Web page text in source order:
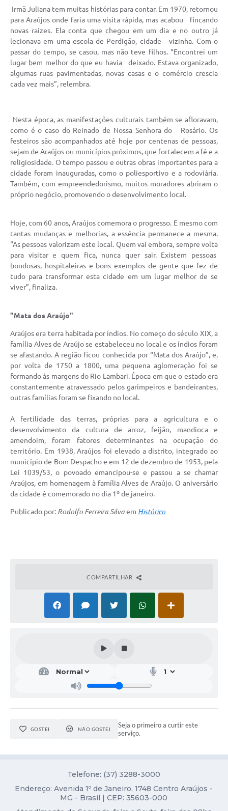
Contratos
Ouvidoria
Audiências Públicas
Arquivos para Download
Carta de Serviços
Obras
Galeria de Vídeos
Projetos
Contas Públicas
Serviços Online
Telefones Úteis
Transparência
Emprega
Agenda
Diário Oficial
Contato
Irmã Juliana tem muitas histórias para contar. Em 1970, retornou
para Araújos onde faria uma visita rápida, mas acabou fincando
novas raízes. Ela conta que chegou em um dia e no outro já
lecionava em uma escola de Perdigão, cidade vizinha. Com o
passar do tempo, se casou, mas não teve filhos. “Encontrei um
lugar bem melhor do que eu havia deixado. Estava organizado,
algumas ruas pavimentadas, novas casas e o comércio crescia
cada vez mais”, relembra.
Nesta época, as manifestações culturais também se afloravam,
como é o caso do Reinado de Nossa Senhora do Rosário. Os
festeiros são acompanhados até hoje por centenas de pessoas,
sejam de Araújos ou municípios próximos, que fortalecem a fé e a
religiosidade. O tempo passou e outras obras importantes para a
cidade foram inauguradas, como o poliesportivo e a rodoviária.
Também, com empreendedorismo, muitos moradores abriram o
próprio negócio, promovendo o desenvolvimento local.
Hoje, com 60 anos, Araújos comemora o progresso. E mesmo com
tantas mudanças e melhorias, a essência permanece a mesma.
“As pessoas valorizam este local. Quem vai embora, sempre volta
para visitar e quem fica, nunca quer sair. Existem pessoas
bondosas, hospitaleiras e bons exemplos de gente que fez de
tudo para transformar esta cidade em um lugar melhor de se
viver”, finaliza.
"Mata dos Araújo"
Araújos era terra habitada por índios. No começo do século XIX, a
família Alves de Araújo se estabeleceu no local e os índios foram
se afastando. A região ficou conhecida por “Mata dos Araújo”, e,
por volta de 1750 a 1800, uma pequena aglomeração foi se
formando às margens do Rio Lambari. Época em que o estado era
constantemente atravessado pelos garimpeiros e bandeirantes,
outras famílias foram se fixando no local.
A fertilidade das terras, próprias para a agricultura e o
desenvolvimento da cultura de arroz, feijão, mandioca e
amendoim, foram fatores determinantes na ocupação do
território. Em 1938, Araújos foi elevado a distrito, integrado ao
município de Bom Despacho e em 12 de dezembro de 1953, pela
Lei 1039/53, o povoado emancipou-se e passou a se chamar
Araújos, em homenagem à família Alves de Araújo. O aniversário
da cidade é comemorado no dia 1º de janeiro.
Publicado por: Rodolfo Ferreira Silvaem Histórico
COMPARTILHAR
GOSTEI NÃO GOSTEI
Seja o primeiro a curtir este
serviço.
Telefone: (37) 3288-3000
Endereço: Avenida 1º de Janeiro, 1748 Centro Araújos -
MG - Brasil | CEP: 35603-000